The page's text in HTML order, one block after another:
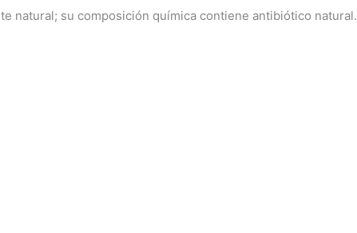
natural; su composición química contiene antibiótico natural.